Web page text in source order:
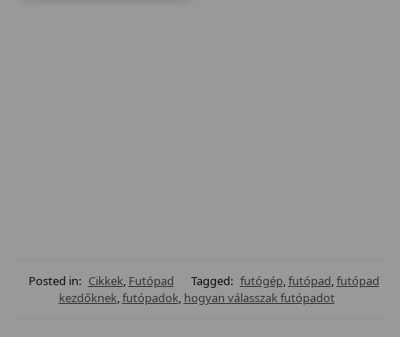
Posted in: Cikkek, Futópad Tagged: futógép,futópad,futópad
kezdőknek,futópadok, hogyan válasszak futópadot